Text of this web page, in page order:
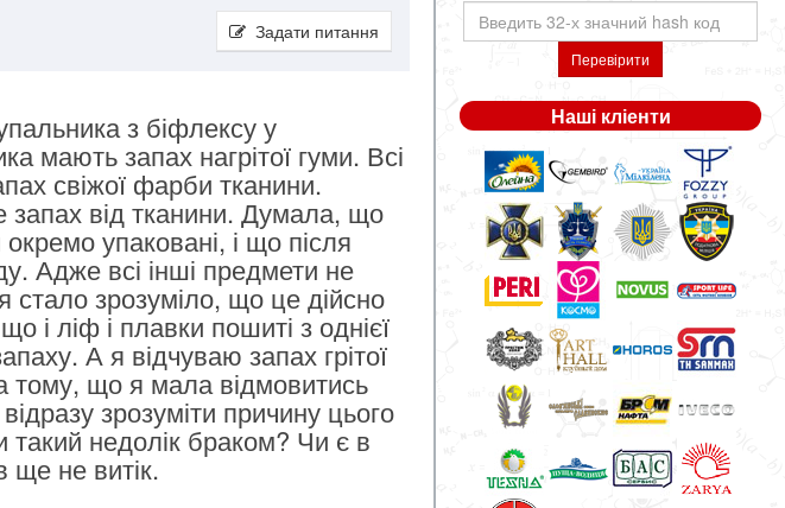
Задати питання
з біфлексу у
мають запах нагрітої гуми. Всі
свіжої фарби тканини.
запах від тканини. Думала, що
упаковані, і що після
Адже всі інші предмети не
стало зрозуміло, що це дійсно
і ліф і плавки пошиті з однієї
А я відчуваю запах грітої
тому, що я мала відмовитись
зрозуміти причину цього
недолік браком? Чи є в
ще не витік.
Перевірити
Наші кліенти